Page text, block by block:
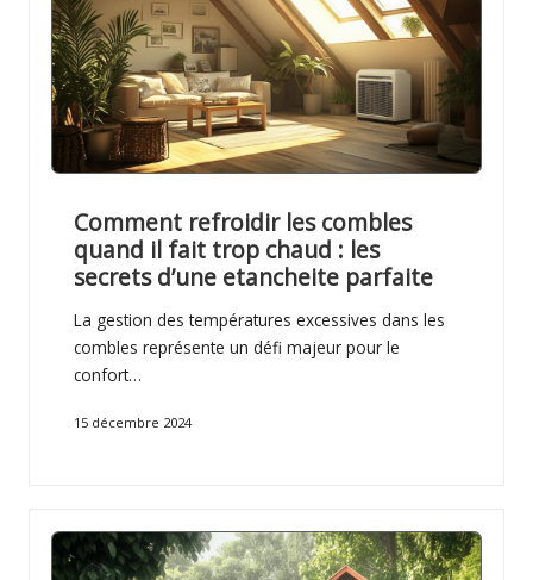
Comment refroidir les combles
quand il fait trop chaud : les
secrets d’une etancheite parfaite
La gestion des températures excessives dans les
combles représente un défi majeur pour le
confort…
15 décembre 2024